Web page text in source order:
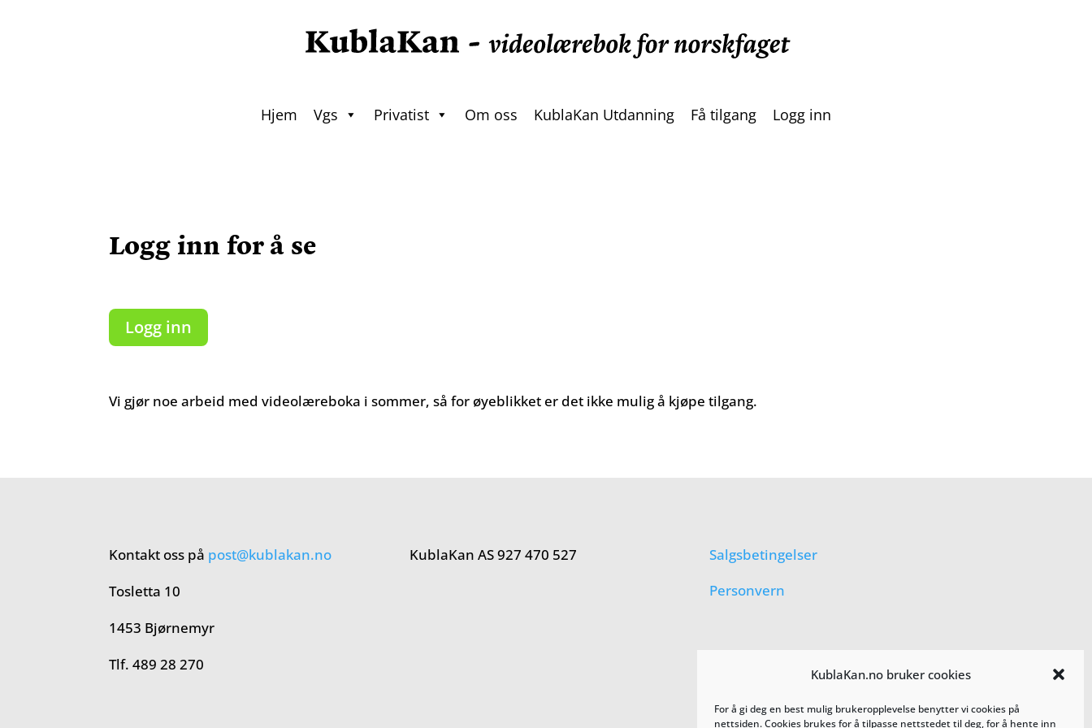
KublaKan.no bruker cookies
For å gi deg en best mulig brukeropplevelse benytter vi cookies på
nettsiden. Cookies brukes for å tilpasse nettstedet til deg, for å hente inn
Hjem Vgs Privatist Om oss KublaKan Utdanning Få tilgang Logg inn
Logg inn for å se
Logg inn
Vi gjør noe arbeid med videolæreboka i sommer, så for øyeblikket er det ikke mulig å kjøpe tilgang.
Kontakt oss på post@kublakan.no
Tosletta 10
1453 Bjørnemyr
Tlf. 489 28 270
KublaKan AS 927 470 527
Salgsbetingelser
Personvern